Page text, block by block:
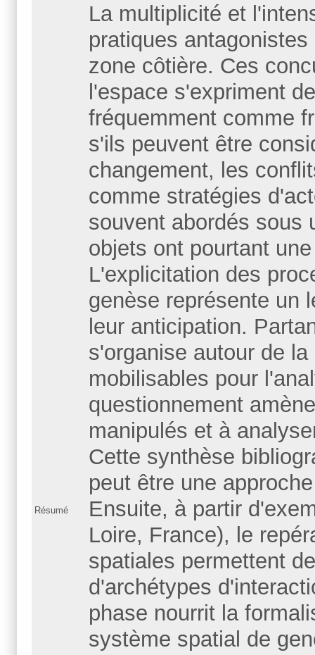
Résumé
La multiplicité et
pratiques
zone côtière. Ces
l'espace s'expriment
fréquemment comme
s'ils peuvent être
changement, les
comme stratégies
souvent abordés sous
objets ont pourtant
L'explicitation des
genèse représente un
leur anticipation.
s'organise autour de
mobilisables pour
questionnement
manipulés et à
Cette synthèse
peut être une
Ensuite, à partir
Loire, France), le
spatiales permettent
d'archétypes
phase nourrit la
système spatial de